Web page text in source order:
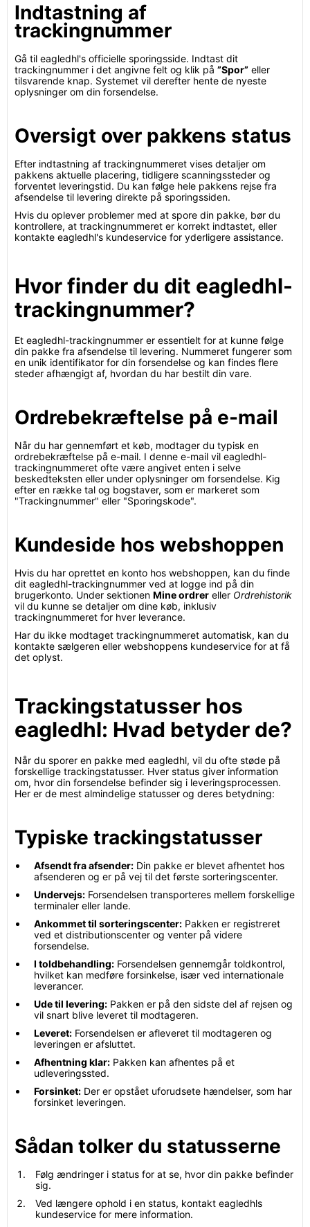
Indtastning af
trackingnummer
Gå til eagledhl's officielle sporingsside. Indtast dit
trackingnummer i det angivne felt og klik på ”Spor” eller
tilsvarende knap. Systemet vil derefter hente de nyeste
oplysninger om din forsendelse.
Oversigt over pakkens status
Efter indtastning af trackingnummeret vises detaljer om
pakkens aktuelle placering, tidligere scanningssteder og
forventet leveringstid. Du kan følge hele pakkens rejse fra
afsendelse til levering direkte på sporingssiden.
Hvis du oplever problemer med at spore din pakke, bør du
kontrollere, at trackingnummeret er korrekt indtastet, eller
kontakte eagledhl's kundeservice for yderligere assistance.
Hvor finder du dit eagledhl-
trackingnummer?
Et eagledhl-trackingnummer er essentielt for at kunne følge
din pakke fra afsendelse til levering. Nummeret fungerer som
en unik identifikator for din forsendelse og kan findes flere
steder afhængigt af, hvordan du har bestilt din vare.
Ordrebekræftelse på e-mail
Når du har gennemført et køb, modtager du typisk en
ordrebekræftelse på e-mail. I denne e-mail vil eagledhl-
trackingnummeret ofte være angivet enten i selve
beskedteksten eller under oplysninger om forsendelse. Kig
efter en række tal og bogstaver, som er markeret som
"Trackingnummer" eller "Sporingskode".
Kundeside hos webshoppen
Hvis du har oprettet en konto hos webshoppen, kan du finde
dit eagledhl-trackingnummer ved at logge ind på din
brugerkonto. Under sektionen Mine ordrer eller Ordrehistorik
vil du kunne se detaljer om dine køb, inklusiv
trackingnummeret for hver leverance.
Har du ikke modtaget trackingnummeret automatisk, kan du
kontakte sælgeren eller webshoppens kundeservice for at få
det oplyst.
Trackingstatusser hos
eagledhl: Hvad betyder de?
Når du sporer en pakke med eagledhl, vil du ofte støde på
forskellige trackingstatusser. Hver status giver information
om, hvor din forsendelse befinder sig i leveringsprocessen.
Her er de mest almindelige statusser og deres betydning:
Typiske trackingstatusser
Afsendt fra afsender: Din pakke er blevet afhentet hos
afsenderen og er på vej til det første sorteringscenter.
Undervejs: Forsendelsen transporteres mellem forskellige
terminaler eller lande.
Ankommet til sorteringscenter: Pakken er registreret
ved et distributionscenter og venter på videre
forsendelse.
I toldbehandling: Forsendelsen gennemgår toldkontrol,
hvilket kan medføre forsinkelse, især ved internationale
leverancer.
Ude til levering: Pakken er på den sidste del af rejsen og
vil snart blive leveret til modtageren.
Leveret: Forsendelsen er afleveret til modtageren og
leveringen er afsluttet.
Afhentning klar: Pakken kan afhentes på et
udleveringssted.
Forsinket: Der er opstået uforudsete hændelser, som har
forsinket leveringen.
Sådan tolker du statusserne
Følg ændringer i status for at se, hvor din pakke befinder
sig.
Ved længere ophold i en status, kontakt eagledhls
kundeservice for mere information.